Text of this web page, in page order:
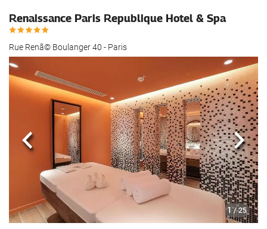
Renaissance Paris Republique Hotel & Spa
Rue Renã© Boulanger 40 - Paris
1 / 25
Forrige